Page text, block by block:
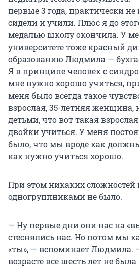
первые 3 года, практически
сидели и учили. Плюс я до
медалью школу окончила. У
университете тоже красный
образованию Людмила —
Я в принципе человек с
мне нужно хорошо учиться,
меня было всегда такое
взрослая, 35-летняя женщина,
детьми, что вот такая
двойки учиться. У меня
было, что мы вроде как
как нужно учиться хорошо.
При этом никаких
одногруппниками не было.
— Ну первые дни они нас на
стеснялись нас. Но потом мы
«ты», — вспоминает Людмила.
возрасте все шесть лет не